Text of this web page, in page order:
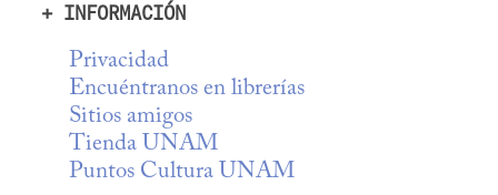
+ INFORMACIÓN
Privacidad
Encuéntranos en librerías
Sitios amigos
Tienda UNAM
Puntos Cultura UNAM